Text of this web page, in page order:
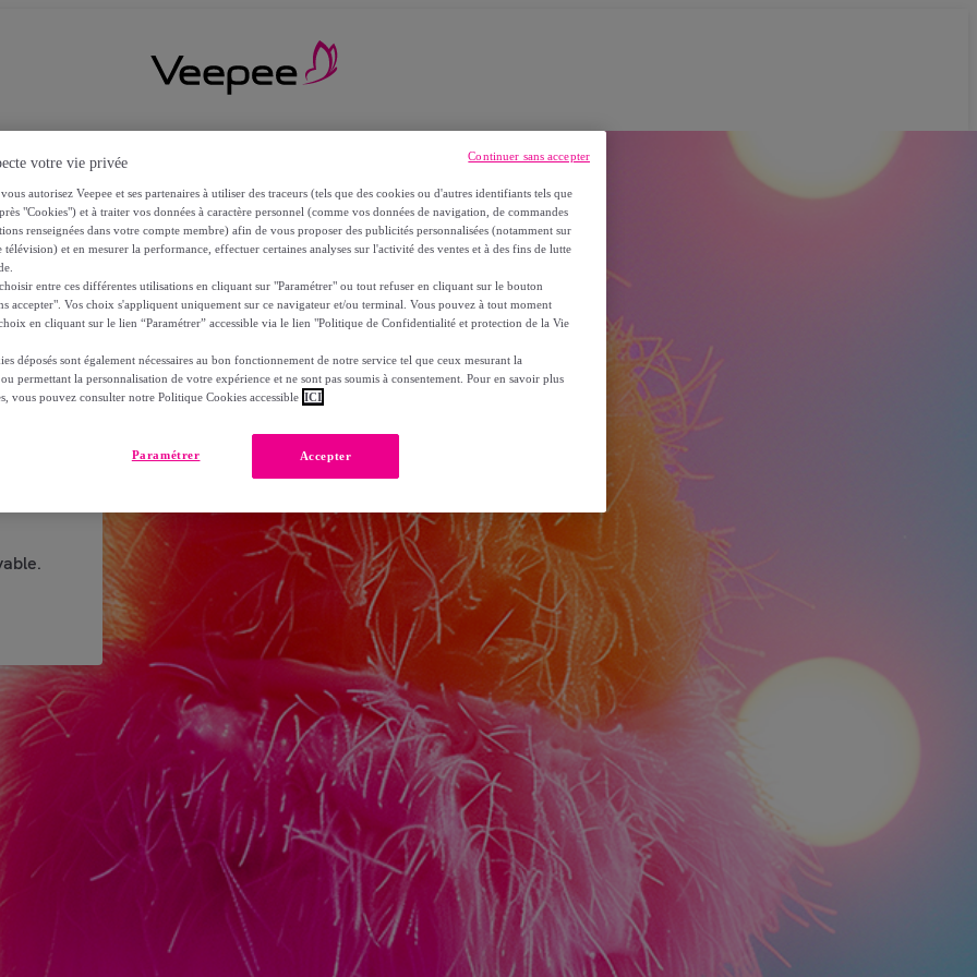
votre vie privée
autorisez Veepee et ses partenaires à utiliser des traceurs (tels que des cookies ou d'autres identifiants tels que
"Cookies") et à traiter vos données à caractère personnel (comme vos données de navigation, de commandes
renseignées dans votre compte membre) afin de vous proposer des publicités personnalisées (notamment sur
télévision) et en mesurer la performance, effectuer certaines analyses sur l'activité des ventes et à des fins de lutte
entre ces différentes utilisations en cliquant sur "Paramétrer" ou tout refuser en cliquant sur le bouton
accepter". Vos choix s'appliquent uniquement sur ce navigateur et/ou terminal. Vous pouvez à tout moment
en cliquant sur le lien “Paramétrer” accessible via le lien "Politique de Confidentialité et protection de la Vie
déposés sont également nécessaires au bon fonctionnement de notre service tel que ceux mesurant la
permettant la personnalisation de votre expérience et ne sont pas soumis à consentement. Pour en savoir plus
vous pouvez consulter notre Politique Cookies accessible ICI
Accepter
Paramétrer
Continuer sans accepter